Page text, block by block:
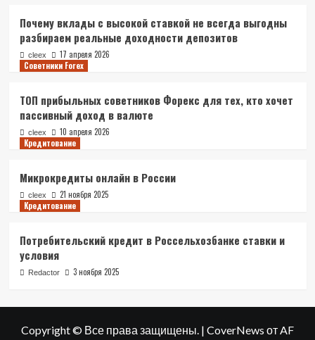
Почему вклады с высокой ставкой не всегда выгодны
разбираем реальные доходности депозитов
cleex
17 апреля 2026
Советники Forex
ТОП прибыльных советников Форекс для тех, кто хочет
пассивный доход в валюте
cleex
10 апреля 2026
Кредитование
Микрокредиты онлайн в России
cleex
21 ноября 2025
Кредитование
Потребительский кредит в Россельхозбанке ставки и
условия
Redactor 3 ноября 2025
Copyright © Все права защищены. | CoverNews от AF